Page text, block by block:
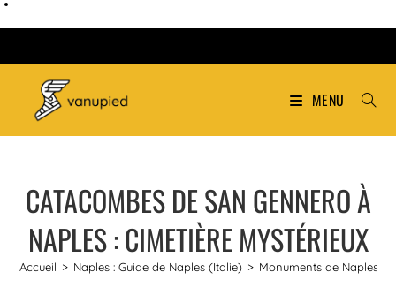
MENU
CATACOMBES DE SAN GENNERO À
NAPLES : CIMETIÈRE MYSTÉRIEUX
Accueil > Naples : Guide de Naples (Italie) > Monuments de Naples